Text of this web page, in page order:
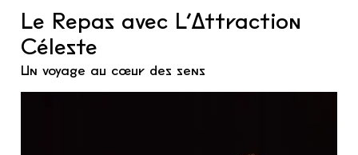
Le Repas avec L’Attraction
Céleste
Un voyage au cœur des sens